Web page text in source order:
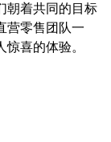
朝着共同的目标
营零售团队一
喜的体验。